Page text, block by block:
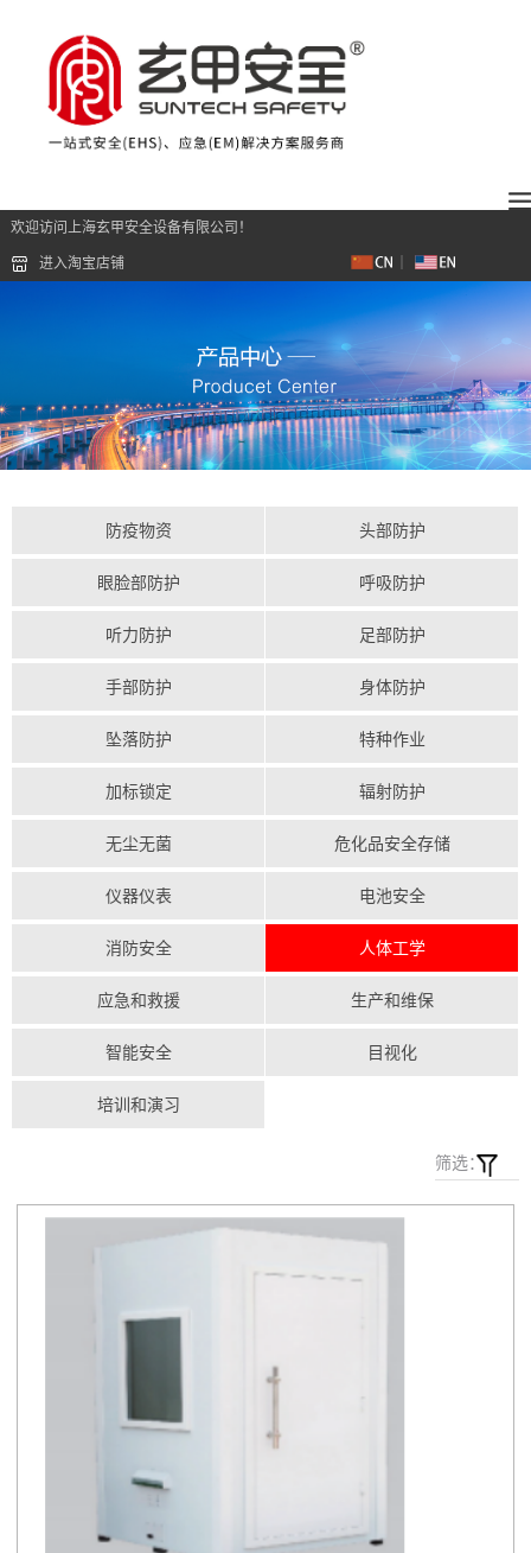
欢迎访问上海玄甲安全设备有限公司！
进入淘宝店铺
防疫物资 头部防护
眼脸部防护 呼吸防护
听力防护 足部防护
手部防护 身体防护
坠落防护 特种作业
加标锁定 辐射防护
无尘无菌 危化品安全存储
仪器仪表 电池安全
消防安全 人体工学
应急和救援 生产和维保
智能安全 目视化
培训和演习
筛选：